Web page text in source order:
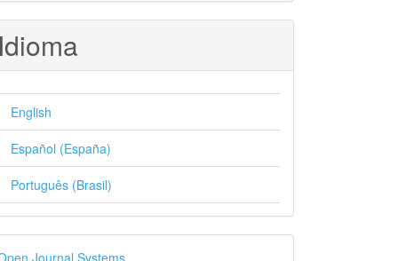
English
Español (España)
Português (Brasil)
Journal Systems